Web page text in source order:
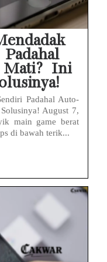
HP Huawei Cepat Panas? Ini Penyebab Utama dan Cara Mengatasinya
Mati? Ini
Padahal Auto-
August 7,
main game berat
di bawah terik...